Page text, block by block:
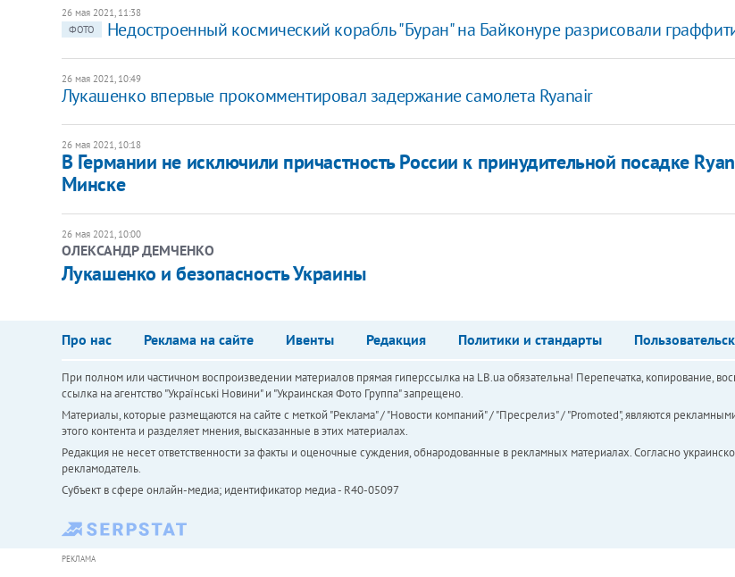
26 мая 2021, 11:38
ФОТО
Недостроенный космический корабль "Буран" на Байконуре разрисовали
26 мая 2021, 10:49
Лукашенко впервые прокомментировал задержание самолета Ryanair
26 мая 2021, 10:18
В Германии не исключили причастность России к принудительной посадке
Минске
26 мая 2021, 10:00
ОЛЕКСАНДР ДЕМЧЕНКО
Лукашенко и безопасность Украины
Про нас Реклама на сайте Ивенты Редакция Политики и стандарты
При полном или частичном воспроизведении материалов прямая гиперссылка на LB.ua обязательна! Перепечатка, копирование,
ссылка на агентство "Українськi Новини" и "Украинская Фото Группа" запрещено.
Материалы, которые размещаются на сайте с меткой "Реклама" / "Новости компаний" / "Пресрелиз" / "Promoted", являются
этого контента и разделяет мнения, высказанные в этих материалах.
Редакция не несет ответственности за факты и оценочные суждения, обнародованные в рекламных материалах. Согласно
рекламодатель.
Субъект в сфере онлайн-медиа; идентификатор медиа - R40-05097
РЕКЛАМА